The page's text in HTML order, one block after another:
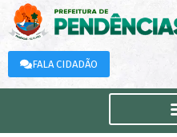
FALA CIDADÃO